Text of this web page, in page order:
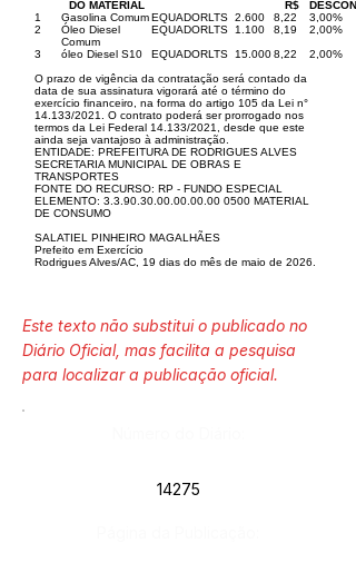
DO MATERIAL
R$
DESCON.
1
Gasolina ComumEQUADORLTS 2.600 8,22
3,00%
2
Óleo Diesel
Comum
EQUADORLTS 1.100 8,19
2,00%
3
óleo Diesel S10 EQUADORLTS 15.0008,22
2,00%
O prazo de vigência da contratação será contado da
data de sua assinatura vigorará até o término do
exercício financeiro, na forma do artigo 105 da Lei n°
14.133/2021. O contrato poderá ser prorrogado nos
termos da Lei Federal 14.133/2021, desde que este
ainda seja vantajoso à administração.
ENTIDADE: PREFEITURA DE RODRIGUES ALVES
SECRETARIA MUNICIPAL DE OBRAS E
TRANSPORTES
FONTE DO RECURSO: RP - FUNDO ESPECIAL
ELEMENTO: 3.3.90.30.00.00.00.00 0500 MATERIAL
DE CONSUMO
SALATIEL PINHEIRO MAGALHÃES
Prefeito em Exercício
Rodrigues Alves/AC, 19 dias do mês de maio de 2026.
Este texto não substitui o publicado no
Diário Oficial, mas facilita a pesquisa
para localizar a publicação oficial.
14275